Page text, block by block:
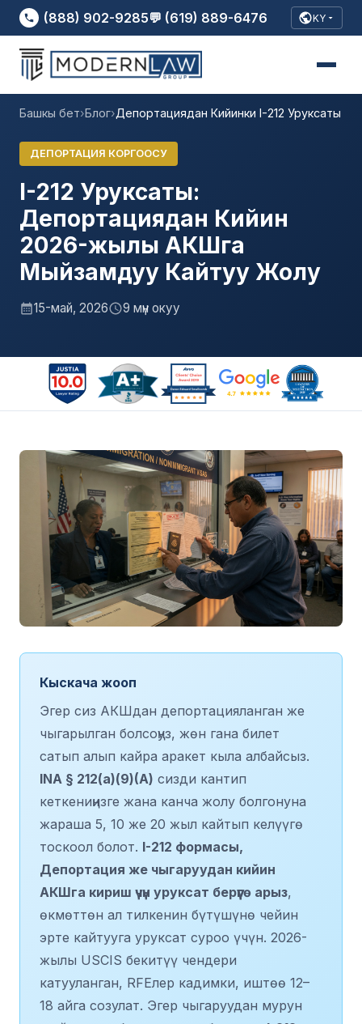
(888) 902-9285💬 (619) 889-6476 KY
Башкы бет›Блог›Депортациядан Кийинки I-212 Уруксаты
ДЕПОРТАЦИЯ КОРГООСУ
I-212 Уруксаты:
Депортациядан Кийин
2026-жылы АКШга
Мыйзамдуу Кайтуу Жолу
15-май, 2026 9 мүн окуу
Кыскача жооп
Эгер сиз АКШдан депортацияланган же
чыгарылган болсоңуз, жөн гана билет
сатып алып кайра аракет кыла албайсыз.
INA § 212(a)(9)(A) сизди кантип
кеткениңизге жана канча жолу болгонуна
жараша 5, 10 же 20 жыл кайтып келүүгө
тоскоол болот. I-212 формасы,
Депортация же чыгаруудан кийин
АКШга кириш үчүн уруксат берүүгө арыз,
өкмөттөн ал тилкенин бүтүшүнө чейин
эрте кайтууга уруксат суроо үчүн. 2026-
жылы USCIS бекитүү чендери
катууланган, RFEлер кадимки, иштөө 12–
18 айга созулат. Эгер чыгаруудан мурун